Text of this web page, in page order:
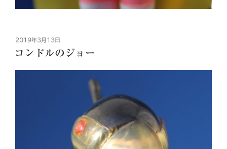
投
日:
2019年3月13日
コンドルのジョー